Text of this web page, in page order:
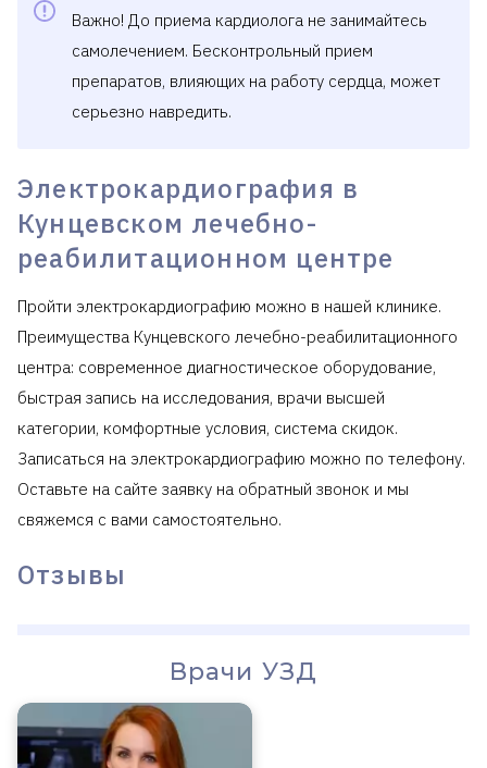
Важно! До приема кардиолога не занимайтесь
самолечением. Бесконтрольный прием
препаратов, влияющих на работу сердца, может
серьезно навредить.
Электрокардиография в
Кунцевском лечебно-
реабилитационном центре
Пройти электрокардиографию можно в нашей клинике.
Преимущества Кунцевского лечебно-реабилитационного
центра: современное диагностическое оборудование,
быстрая запись на исследования, врачи высшей
категории, комфортные условия, система скидок.
Записаться на электрокардиографию можно по телефону.
Оставьте на сайте заявку на обратный звонок и мы
свяжемся с вами самостоятельно.
Отзывы
Врачи УЗД